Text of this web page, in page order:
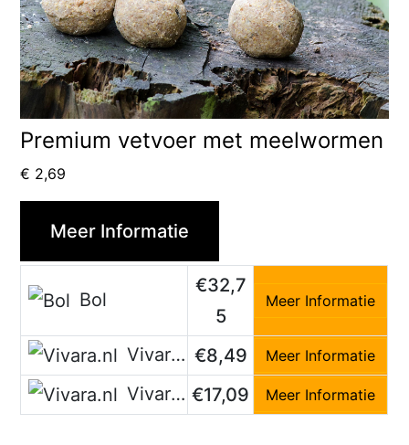
Premium vetvoer met meelwormen
€ 2,69
Meer Informatie
Bol
€32,7
5
Meer Informatie
Vivara.nl €8,49 Meer Informatie
Vivara.nl €17,09 Meer Informatie